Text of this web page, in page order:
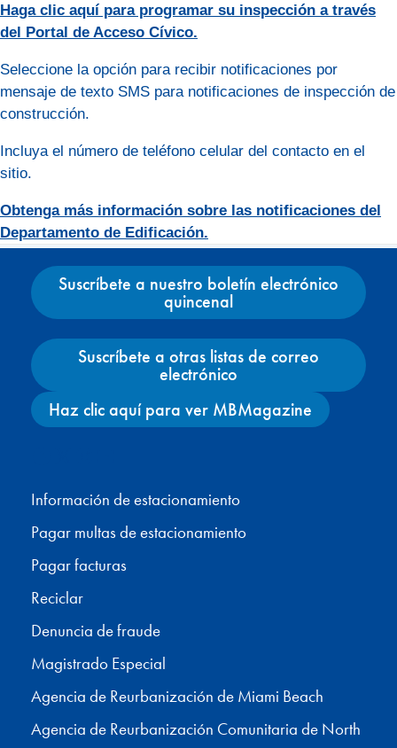
Haga clic aquí para programar su inspección a través
del Portal de Acceso Cívico.
Seleccione la opción para recibir notificaciones por
mensaje de texto SMS para notificaciones de inspección de
construcción.
Incluya el número de teléfono celular del contacto en el
sitio.
Obtenga más información sobre las notificaciones del
Departamento de Edificación.
Suscríbete a nuestro boletín electrónico
quincenal
Suscríbete a otras listas de correo
electrónico
Haz clic aquí para ver MBMagazine
Información de estacionamiento
Pagar multas de estacionamiento
Pagar facturas
Reciclar
Denuncia de fraude
Magistrado Especial
Agencia de Reurbanización de Miami Beach
Agencia de Reurbanización Comunitaria de North